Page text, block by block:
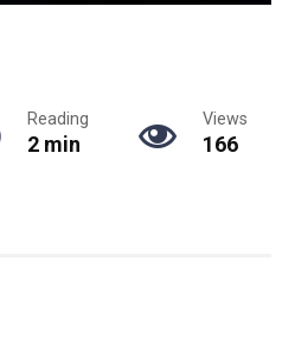
Reading
2 min
Views
166